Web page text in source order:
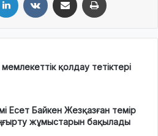
қолдау тетіктері
Есет Байкен Жезқазған темір
жұмыстарын бақылады